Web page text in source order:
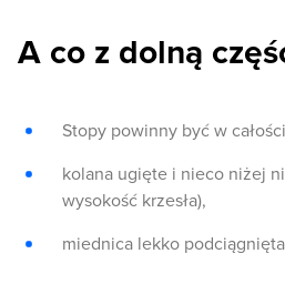
A co z dolną
Stopy powinny być w
kolana ugięte i nieco niżej
wysokość krzesła),
miednica lekko